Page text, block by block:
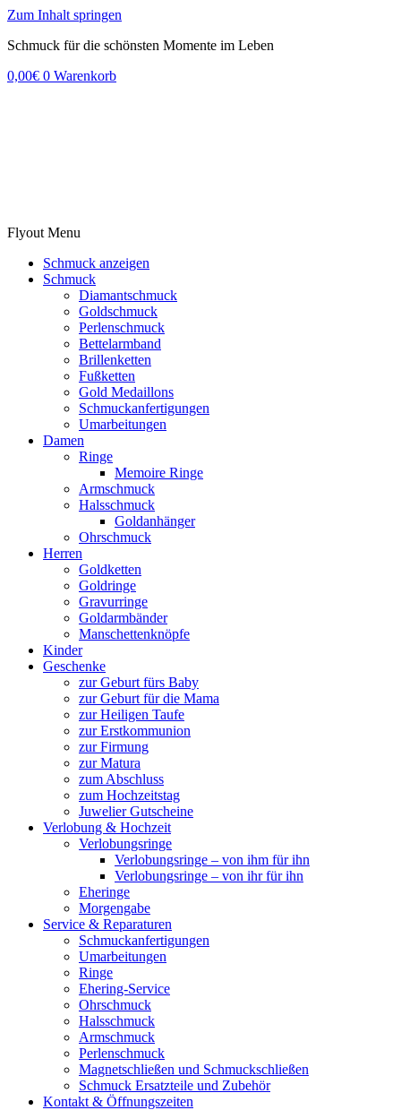
Zum Inhalt springen
Schmuck für die schönsten Momente im Leben
0,00€ 0 Warenkorb
Flyout Menu
Schmuck anzeigen
Schmuck
Diamantschmuck
Goldschmuck
Perlenschmuck
Bettelarmband
Brillenketten
Fußketten
Gold Medaillons
Schmuckanfertigungen
Umarbeitungen
Damen
Ringe
Memoire Ringe
Armschmuck
Halsschmuck
Goldanhänger
Ohrschmuck
Herren
Goldketten
Goldringe
Gravurringe
Goldarmbänder
Manschettenknöpfe
Kinder
Geschenke
zur Geburt fürs Baby
zur Geburt für die Mama
zur Heiligen Taufe
zur Erstkommunion
zur Firmung
zur Matura
zum Abschluss
zum Hochzeitstag
Juwelier Gutscheine
Verlobung & Hochzeit
Verlobungsringe
Verlobungsringe – von ihm für ihn
Verlobungsringe – von ihr für ihn
Eheringe
Morgengabe
Service & Reparaturen
Schmuckanfertigungen
Umarbeitungen
Ringe
Ehering-Service
Ohrschmuck
Halsschmuck
Armschmuck
Perlenschmuck
Magnetschließen und Schmuckschließen
Schmuck Ersatzteile und Zubehör
Kontakt & Öffnungszeiten